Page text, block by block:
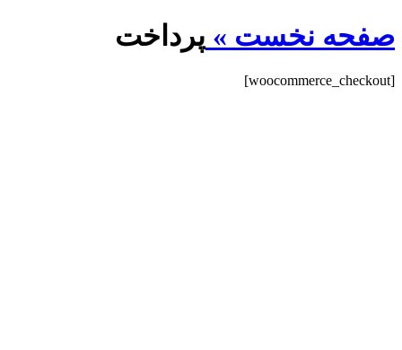
صفحه نخست » پرداخت
[woocommerce_checkout]